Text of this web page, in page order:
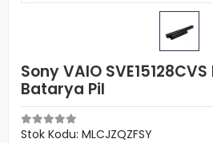
Sony VAIO
Batarya Pil
Stok Kodu: MLCJZQZFSY